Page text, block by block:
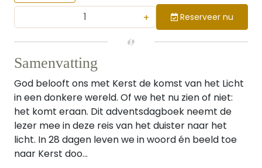
+ Reserveer nu
Samenvatting
God belooft ons met Kerst de komst van het Licht
in een donkere wereld. Of we het nu zien of niet:
het komt eraan. Dit adventsdagboek neemt de
lezer mee in deze reis van het duister naar het
licht. In 28 dagen leven we in woord én beeld toe
naar Kerst doo...